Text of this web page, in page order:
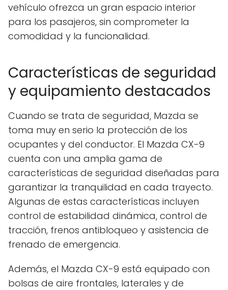
vehículo ofrezca un gran espacio interior
para los pasajeros, sin comprometer la
comodidad y la funcionalidad.
Características de seguridad
y equipamiento destacados
Cuando se trata de seguridad, Mazda se
toma muy en serio la protección de los
ocupantes y del conductor. El Mazda CX-9
cuenta con una amplia gama de
características de seguridad diseñadas para
garantizar la tranquilidad en cada trayecto.
Algunas de estas características incluyen
control de estabilidad dinámica, control de
tracción, frenos antibloqueo y asistencia de
frenado de emergencia.
Además, el Mazda CX-9 está equipado con
bolsas de aire frontales, laterales y de